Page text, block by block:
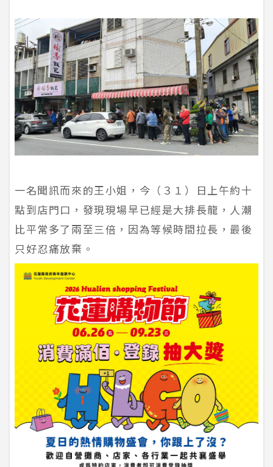
一名聞訊而來的王小姐，今（３１）日上午約十
點到店門口，發現現場早已經是大排長龍，人潮
比平常多了兩至三倍，因為等候時間拉長，最後
只好忍痛放棄。